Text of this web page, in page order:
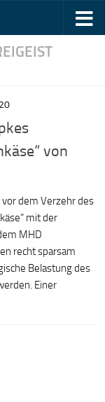
von
dem Verzehr des
mit der
MHD
recht sparsam
Belastung des
Einer